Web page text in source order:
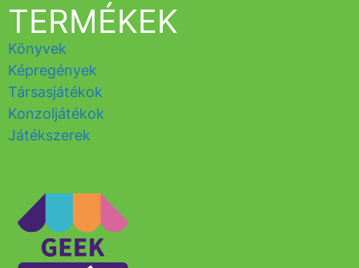
TERMÉKEK
Könyvek
Képregények
Társasjátékok
Konzoljátékok
Játékszerek